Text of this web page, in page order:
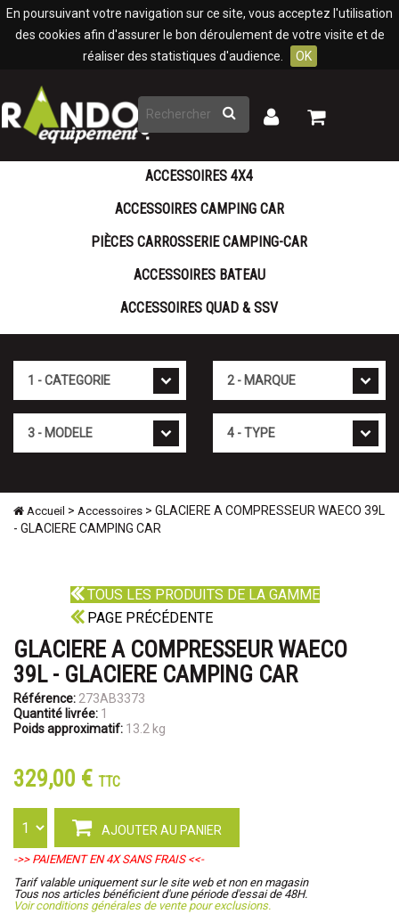
En poursuivant votre navigation sur ce site, vous acceptez l'utilisation
des cookies afin d'assurer le bon déroulement de votre visite et de
réaliser des statistiques d'audience.
OK
Rechercher
Mon
Mon
ACCESSOIRES 4X4
ACCESSOIRES CAMPING CAR
PIÈCES CARROSSERIE CAMPING-CAR
ACCESSOIRES BATEAU
ACCESSOIRES QUAD & SSV
Accueil > Accessoires > GLACIERE A COMPRESSEUR WAECO 39L
- GLACIERE CAMPING CAR
TOUS LES PRODUITS DE LA GAMME
PAGE PRÉCÉDENTE
GLACIERE A COMPRESSEUR WAECO
39L - GLACIERE CAMPING CAR
Référence: 273AB3373
Quantité livrée: 1
Poids approximatif: 13.2 kg
329,00 € TTC
AJOUTER AU PANIER
->> PAIEMENT EN 4X SANS FRAIS <<-
Tarif valable uniquement sur le site web et non en magasin
Tous nos articles bénéficient d'une période d'essai de 48H.
Voir conditions générales de vente pour exclusions.
Panneau de gestion des cookies